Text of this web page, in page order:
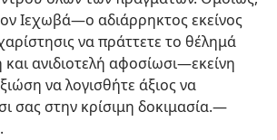
Ιεχωβά​—ο αδιάρρηκτος εκείνος
να πράττετε το θέλημά
ανιδιοτελή αφοσίωσι—​εκείνη
να λογισθήτε άξιος να
σας στην κρίσιμη δοκιμασία.​—
.